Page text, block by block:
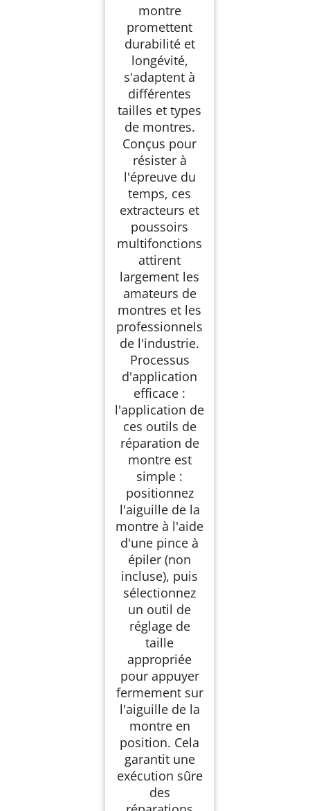
montre
promettent
durabilité et
longévité,
s'adaptent à
différentes
tailles et types
de montres.
Conçus pour
résister à
l'épreuve du
temps, ces
extracteurs et
poussoirs
multifonctions
attirent
largement les
amateurs de
montres et les
professionnels
de l'industrie.
Processus
d'application
efficace :
l'application de
ces outils de
réparation de
montre est
simple :
positionnez
l'aiguille de la
montre à l'aide
d'une pince à
épiler (non
incluse), puis
sélectionnez
un outil de
réglage de
taille
appropriée
pour appuyer
fermement sur
l'aiguille de la
montre en
position. Cela
garantit une
exécution sûre
des